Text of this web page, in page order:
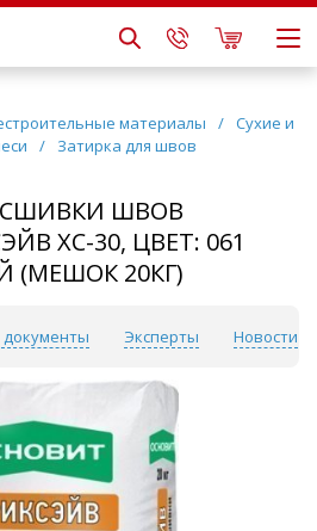
материалы / Сухие и
/ Затирка для швов
ШВОВ
ХС-30, ЦВЕТ: 061
(МЕШОК 20КГ)
Эксперты Новости